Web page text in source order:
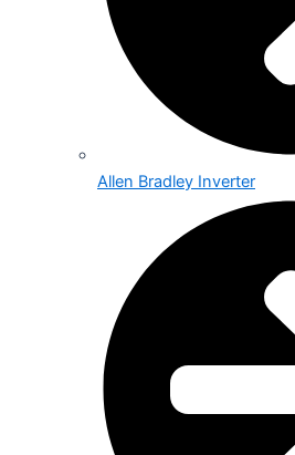
Allen Bradley Inverter